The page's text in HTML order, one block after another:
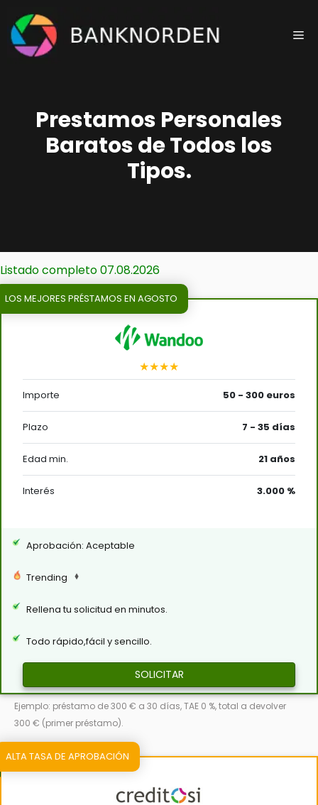
Saltar
contenido
Prestamos Personales
Baratos de Todos los
Tipos.
Listado completo 07.08.2026
LOS MEJORES PRÉSTAMOS EN AGOSTO
★★★★
Importe 50 - 300 euros
Plazo 7 - 35 días
Edad min. 21 años
Interés 3.000 %
Aprobación: Aceptable
Trending
Rellena tu solicitud en minutos.
Todo rápido,fácil y sencillo.
SOLICITAR
Ejemplo: préstamo de 300 € a 30 días, TAE 0 %, total a devolver
300 € (primer préstamo).
ALTA TASA DE APROBACIÓN